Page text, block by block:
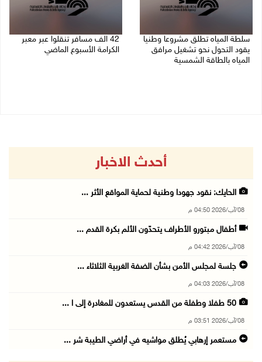
سلطة المياه تطلق مشروعا وطنيا
يقود التحول نحو تشغيل مرافق
المياه بالطاقة الشمسية
42 الف مسافر تنقلوا عبر معبر
الكرامة الأسبوع الماضي
أحدث الاخبار
الحايك: نقود جهودا وطنية لحماية المواقع الأثر ...
08/آب/2026 04:50 م
أطفال مبتورو الأطراف يتحدّون الألم بكرة القدم ...
08/آب/2026 04:42 م
جلسة لمجلس الأمن بشأن الضفة الغربية الثلاثاء ...
08/آب/2026 04:03 م
50 طفلا وطفلة من القدس يستعدون للمغادرة إلى ا ...
08/آب/2026 03:51 م
مستعمر إرهابي يُطلق مواشيه في أراضي الطيبة شر ...